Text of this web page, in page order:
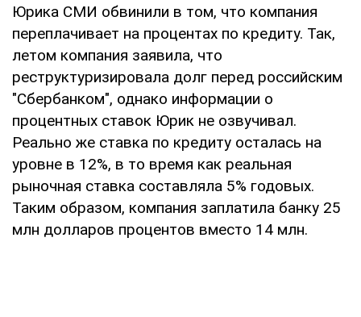
Юрика СМИ обвинили в том, что компания
переплачивает на процентах по кредиту. Так,
летом компания заявила, что
реструктуризировала долг перед российским
"Сбербанком", однако информации о
процентных ставок Юрик не озвучивал.
Реально же ставка по кредиту осталась на
уровне в 12%, в то время как реальная
рыночная ставка составляла 5% годовых.
Таким образом, компания заплатила банку 25
млн долларов процентов вместо 14 млн.